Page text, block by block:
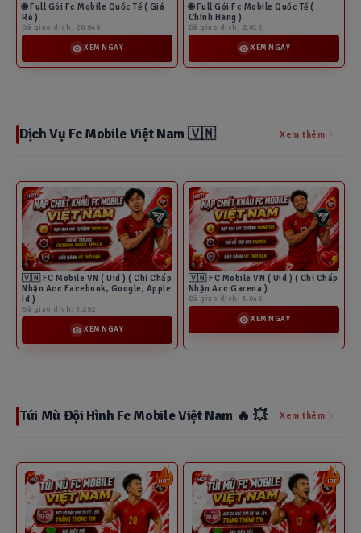
🌐 Full Gói Fc Mobile Quốc Tế ( Giá
Rẻ )
Đã giao dịch: 20.940
XEM NGAY
🌐 Full Gói Fc Mobile Quốc Tế (
Chính Hãng )
Đã giao dịch: 2.012
XEM NGAY
Dịch Vụ Fc Mobile Việt Nam 🇻🇳 Xem thêm
🇻🇳 FC Mobile VN ( Uid ) ( Chỉ Chấp
Nhận Acc Facebook, Google, Apple
Id )
Đã giao dịch: 5.292
XEM NGAY
🇻🇳 FC Mobile VN ( Uid ) ( Chỉ Chấp
Nhận Acc Garena )
Đã giao dịch: 5.046
XEM NGAY
Túi Mù Đội Hình Fc Mobile Việt Nam 🔥 💥 Xem thêm